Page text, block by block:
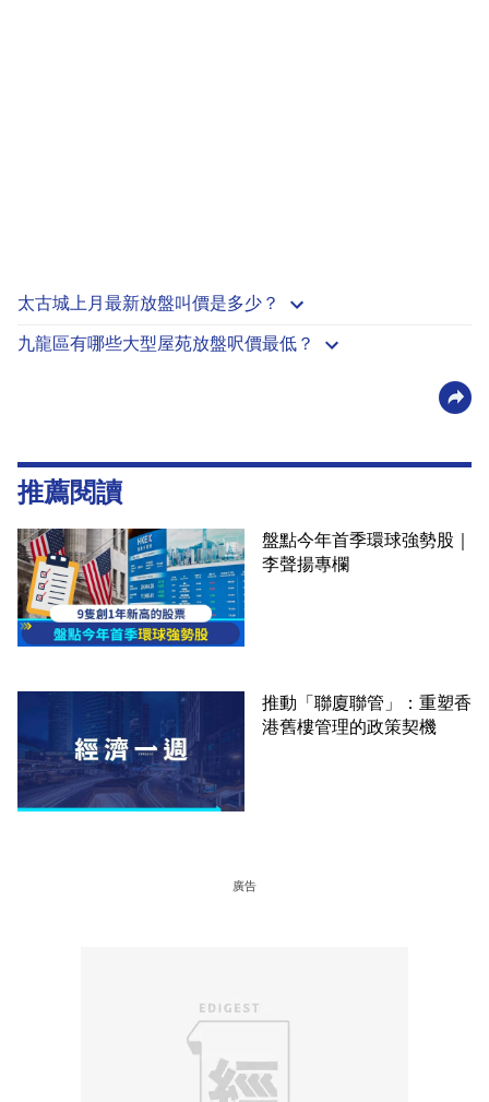
太古城上月最新放盤叫價是多少？
九龍區有哪些大型屋苑放盤呎價最低？
推薦閱讀
盤點今年首季環球強勢股｜
李聲揚專欄
推動「聯廈聯管」：重塑香
港舊樓管理的政策契機
廣告